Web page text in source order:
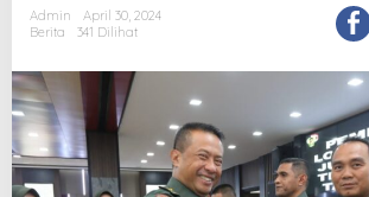
Admin
April 30, 2024
Berita
341 Dilihat